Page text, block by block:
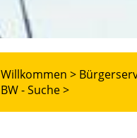
Willkommen >
BW - Suche >